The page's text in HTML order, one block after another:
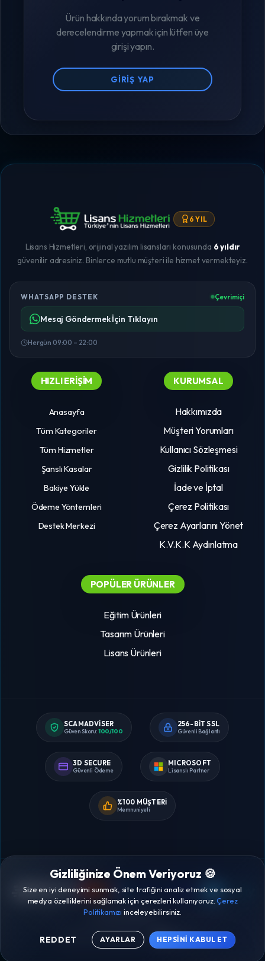
Ürün hakkında yorum bırakmak ve
derecelendirme yapmak için lütfen üye
girişi yapın.
GIRIŞ YAP
6 YIL
Lisans Hizmetleri, orijinal yazılım lisansları konusunda 6 yıldır
güvenilir adresiniz. Binlerce mutlu müşteri ile hizmet vermekteyiz.
WHATSAPP DESTEK Çevrimiçi
Mesaj Göndermek İçin Tıklayın
Hergün 09:00 – 22:00
HIZLI ERIŞIM
Anasayfa
Tüm Kategoriler
Tüm Hizmetler
Şanslı Kasalar
Bakiye Yükle
Ödeme Yöntemleri
Destek Merkezi
KURUMSAL
Hakkımızda
Müşteri Yorumları
Kullanıcı Sözleşmesi
Gizlilik Politikası
İade ve İptal
Çerez Politikası
Çerez Ayarlarını Yönet
K.V.K.K Aydınlatma
POPÜLER ÜRÜNLER
Eğitim Ürünleri
Tasarım Ürünleri
Lisans Ürünleri
SCAMADVISER
Güven Skoru:100/100
256-BIT SSL
Güvenli Bağlantı
3D SECURE
Güvenli Ödeme
MICROSOFT
Lisanslı Partner
%100 MÜŞTERI
Memnuniyeti
© 2020 - 2026Lisans Hizmetleri. Tüm Hakları Saklıdır.
PROUDLY DESIGNED BY
Gizliliğinize Önem Veriyoruz 🍪
Size en iyi deneyimi sunmak, site trafiğini analiz etmek ve sosyal
medya özelliklerini sağlamak için çerezleri kullanıyoruz.Çerez
Politikamızı inceleyebilirsiniz.
REDDET AYARLAR HEPSİNİ KABUL ET